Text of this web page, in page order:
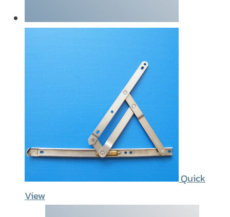
Quick
View